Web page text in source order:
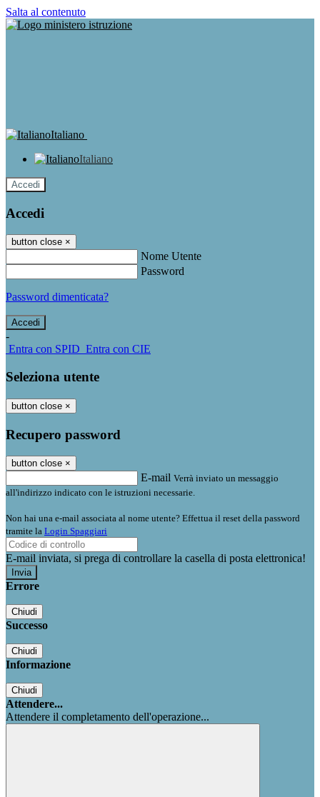
Salta al contenuto
Italiano
Italiano
Accedi
Accedi
button close ×
Nome Utente
Password
Password dimenticata?
-
Entra con SPID Entra con CIE
Seleziona utente
button close ×
Recupero password
button close ×
E-mail Verrà inviato un messaggio
all'indirizzo indicato con le istruzioni necessarie.
Non hai una e-mail associata al nome utente? Effettua il reset della password
tramite la Login Spaggiari
E-mail inviata, si prega di controllare la casella di posta elettronica!
Errore
Chiudi
Successo
Chiudi
Informazione
Chiudi
Attendere...
Attendere il completamento dell'operazione...